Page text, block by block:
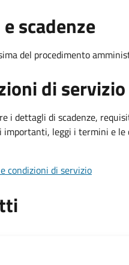
scadenze
del procedimento
di servizio
i dettagli di scadenze,
importanti, leggi i termini e le
condizioni di servizio